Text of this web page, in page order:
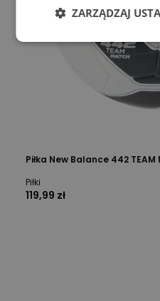
Piłka New Balance 442 TEAM
Piłki
119,99 zł
ZARZĄDZAJ